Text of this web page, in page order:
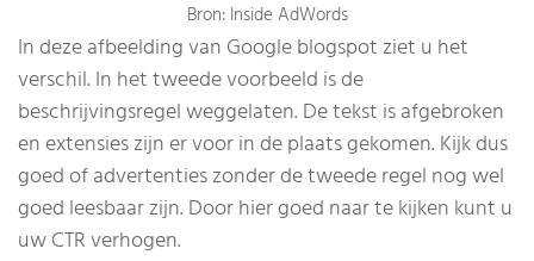
Bron: Inside AdWords
In deze afbeelding van Google blogspot ziet u het
verschil. In het tweede voorbeeld is de
beschrijvingsregel weggelaten. De tekst is afgebroken
en extensies zijn er voor in de plaats gekomen. Kijk dus
goed of advertenties zonder de tweede regel nog wel
goed leesbaar zijn. Door hier goed naar te kijken kunt u
uw CTR verhogen.